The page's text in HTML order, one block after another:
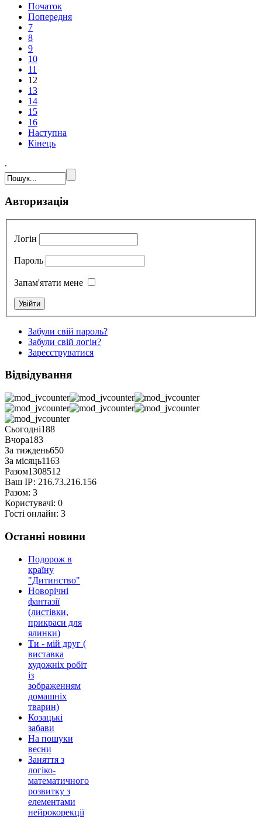
Початок
Попередня
7
8
9
10
11
12
13
14
15
16
Наступна
Кінець
.
Авторизація
Логін
Пароль
Запам'ятати мене
Забули свій пароль?
Забули свій логін?
Зареєструватися
Відвідування
Сьогодні188
Вчора183
За тиждень650
За місяць1163
Разом1308512
Ваш ІР: 216.73.216.156
Разом: 3
Користувачі: 0
Гості онлайн: 3
Останні новини
Подорож в
країну
"Дитинство"
Новорічні
фантазії
(листівки,
прикраси для
ялинки)
Ти - мій друг (
виставка
художніх робіт
із
зображенням
домашніх
тварин)
Козацькі
забави
На пошуки
весни
Заняття з
логіко-
математичного
розвитку з
елементами
нейрокорекції